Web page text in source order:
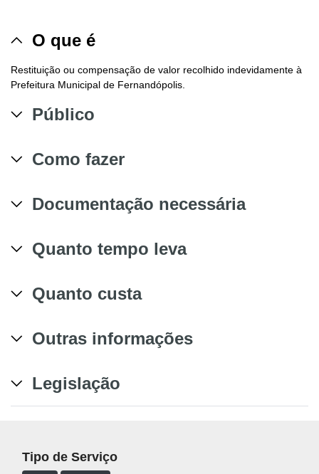
O que é
Restituição ou compensação de valor recolhido indevidamente à
Prefeitura Municipal de Fernandópolis.
Público
Como fazer
Documentação necessária
Quanto tempo leva
Quanto custa
Outras informações
Legislação
Tipo de Serviço